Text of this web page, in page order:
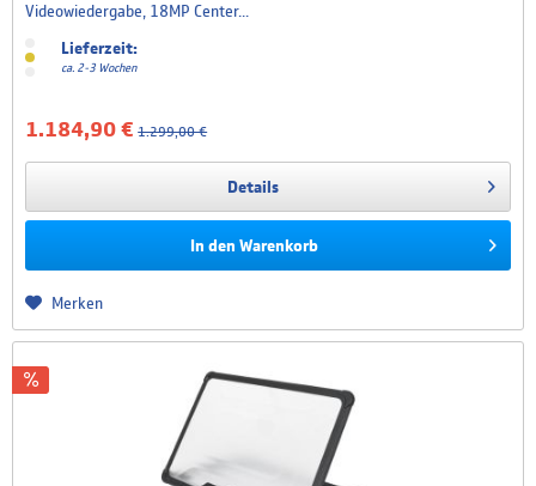
Video­wiedergabe, 18MP Center...
Lieferzeit:
ca. 2-3 Wochen
1.184,90 € 1.299,00 €
Details
In den Warenkorb
Merken